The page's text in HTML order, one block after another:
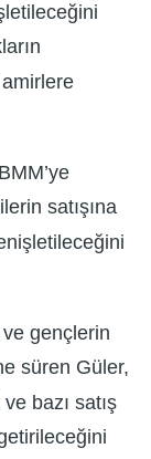
satışına
ve gençlerin
süren Güler,
bazı satış